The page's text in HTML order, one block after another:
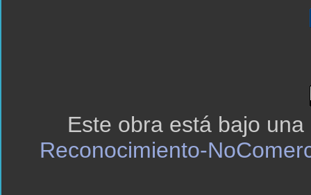
Este obra está bajo una
Reconocimiento-